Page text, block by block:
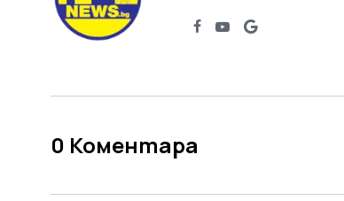
0 Коментара